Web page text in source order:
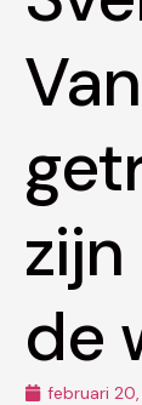
de
februari